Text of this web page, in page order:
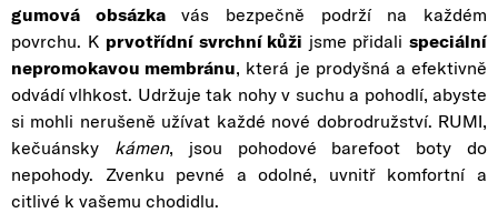
gumová obsázkavás bezpečně podrží na každém
povrchu. K prvotřídní svrchní kůži jsme přidalispeciální
nepromokavou membránu, která je prodyšná a efektivně
odvádí vlhkost. Udržuje tak nohy v suchu a pohodlí, abyste
si mohli nerušeně užívat každé nové dobrodružství. RUMI,
kečuánsky kámen, jsou pohodové barefoot boty do
nepohody. Zvenku pevné a odolné, uvnitř komfortní a
citlivé k vašemu chodidlu.